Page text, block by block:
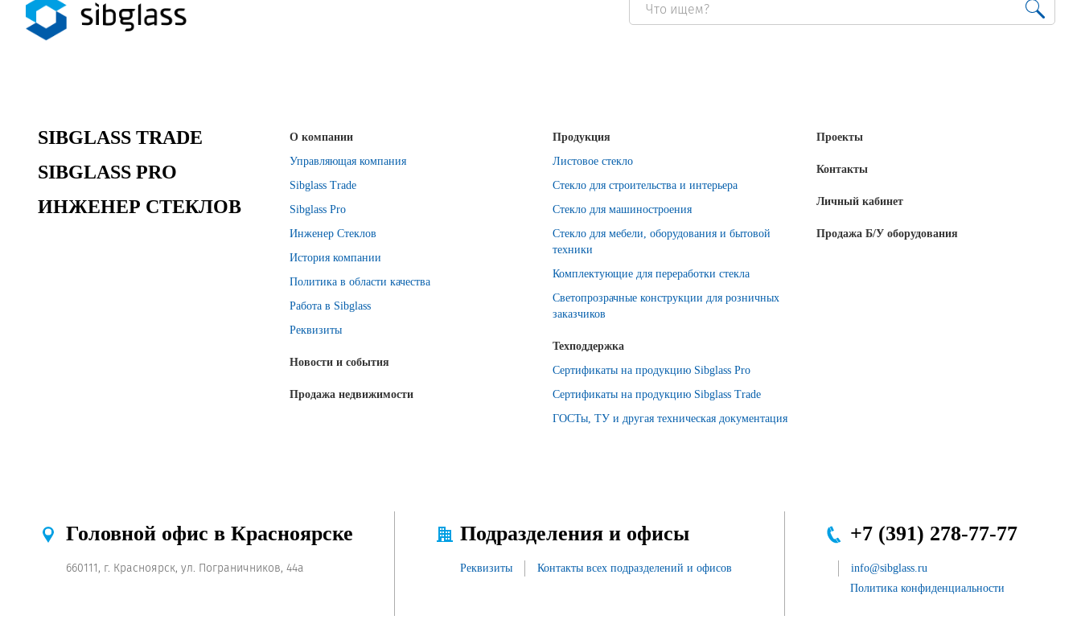
SIBGLASS TRADE
SIBGLASS PRO
ИНЖЕНЕР СТЕКЛОВ
О компании
Управляющая компания
Sibglass Trade
Sibglass Pro
Инженер Стеклов
История компании
Политика в области качества
Работа в Sibglass
Реквизиты
Новости и события
Продажа недвижимости
Продукция
Листовое стекло
Стекло для строительства и интерьера
Стекло для машиностроения
Стекло для мебели, оборудования и бытовой
техники
Комплектующие для переработки стекла
Светопрозрачные конструкции для розничных
заказчиков
Техподдержка
Сертификаты на продукцию Sibglass Pro
Сертификаты на продукцию Sibglass Trade
ГОСТы, ТУ и другая техническая документация
Проекты
Контакты
Личный кабинет
Продажа Б/У оборудования
Головной офис в Красноярске
660111, г. Красноярск, ул. Пограничников, 44а
Подразделения и офисы
Реквизиты Контакты всех подразделений и офисов
+7 (391) 278-77-77
info@sibglass.ru
Политика конфиденциальности